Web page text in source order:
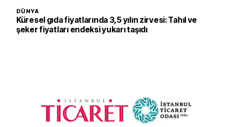
DÜNYA
Küresel gıda fiyatlarında 3,5 yılın zirvesi: Tahıl ve
şeker fiyatları endeksi yukarı taşıdı